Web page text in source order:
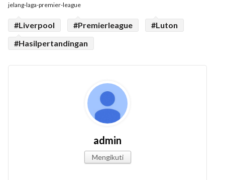
jelang-laga-premier-league
#Liverpool #Premierleague
#Luton
#Hasilpertandingan
admin
Mengikuti